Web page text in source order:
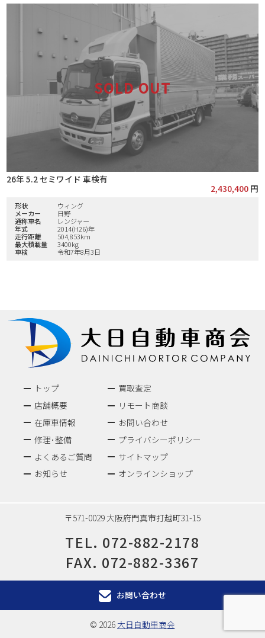
26年 5.2 セミワイド 車検有
2,430,400円
形状
ウィング
メーカー
日野
通称車名
レンジャー
年式
2014(H26)年
走行距離
504,853km
最大積載量
3400kg
車検
令和7年8月3日
トップ
店舗概要
在庫車情報
修理･整備
よくあるご質問
お知らせ
買取査定
リモート商談
お問い合わせ
プライバシーポリシー
サイトマップ
オンラインショップ
〒571-0029 大阪府門真市打越町31-15
TEL. 072-882-2178
FAX. 072-882-3367
お問い合わせ
© 2026 大日自動車商会